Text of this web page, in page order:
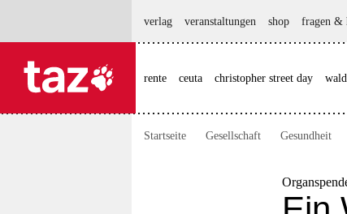
verlag
veranstaltungen shop fragen &
rente ceuta christopher street day
Startseite Gesellschaft Gesundheit